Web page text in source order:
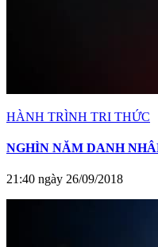
HÀNH TRÌNH TRI THỨC
NGHÌN NĂM DANH
21:40 ngày 26/09/2018